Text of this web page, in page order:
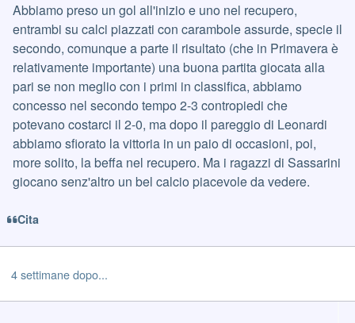
Abbiamo preso un gol all'inizio e uno nel recupero,
entrambi su calci piazzati con carambole assurde, specie il
secondo, comunque a parte il risultato (che in Primavera è
relativamente importante) una buona partita giocata alla
pari se non meglio con i primi in classifica, abbiamo
concesso nel secondo tempo 2-3 contropiedi che
potevano costarci il 2-0, ma dopo il pareggio di Leonardi
abbiamo sfiorato la vittoria in un paio di occasioni, poi,
more solito, la beffa nel recupero. Ma i ragazzi di Sassarini
giocano senz'altro un bel calcio piacevole da vedere.
Cita
4 settimane dopo...